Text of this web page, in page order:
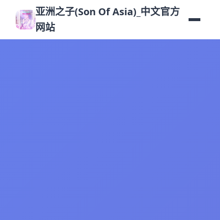
亚洲之子(Son Of Asia)_中文官方
网站